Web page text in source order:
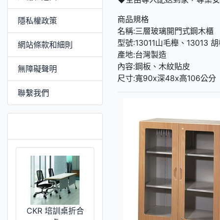
隱私權政策
網站條款和細則
無障礙聲明
聯繫我們
CKR 培訓桌折合
商品規格
名稱:三層玻璃開門式鋼木櫃
型號:13011山毛櫸、13013
產地:台灣製造
內容:鋼板、木紋貼皮
尺寸:寬90x深48x高106公分